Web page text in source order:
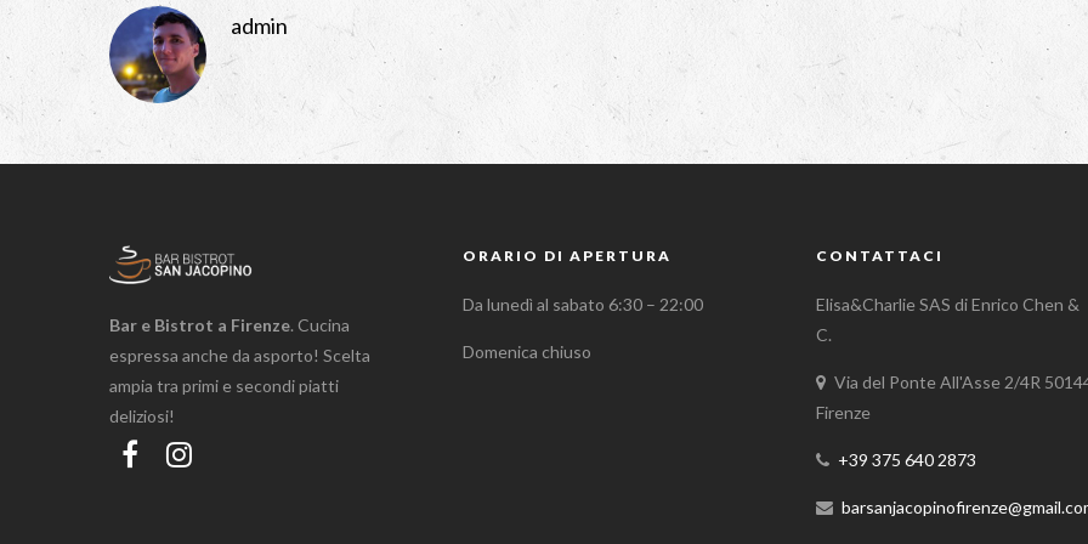
admin
Bar e Bistrot a Firenze. Cucina
espressa anche da asporto! Scelta
ampia tra primi e secondi piatti
deliziosi!
ORARIO DI APERTURA
Da lunedì al sabato 6:30 – 22:00
Domenica chiuso
CONTATTACI
Elisa&Charlie SAS di Enrico Chen &
C.
Via del Ponte All'Asse 2/4R
Firenze
+39 375 640 2873